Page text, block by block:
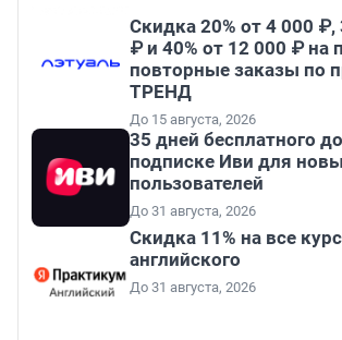
Скидка 20% от 4 000 ₽,
₽ и 40% от 12 000 ₽ на
повторные заказы по
ТРЕНД
До 15 августа, 2026
35 дней бесплатного
подписке Иви для
пользователей
До 31 августа, 2026
Скидка 11% на все
английского
До 31 августа, 2026